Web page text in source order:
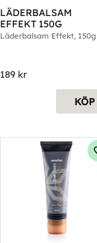
LÄDERBALSAM
EFFEKT 150G
Läderbalsam Effekt, 150g
189 kr
KÖP